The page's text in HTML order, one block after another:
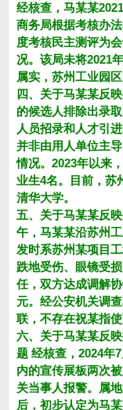
经核查，马某某
商务局根据考核办
度考核民主测评为
况。该局未将2021
属实，苏州工业园
四、关于马某某反
的候选人排除出录
人员招录和人才引
并非由用人单位主
情况。2023年以来
业生4名。目前，苏
清华大学。
五、关于马某某反
午，马某某沿苏州
发时系苏州某项目
跌地受伤、眼镜受
任，双方达成调解
元。经公安机关调
联，不存在祝某指使
六、关于马某某反
题 经核查，2024年
内的宣传展板两次
关当事人报警。属
后，初步认定为马